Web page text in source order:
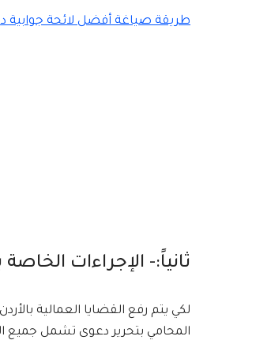
طريقة صياغة أفضل لائحة جوابية
ثانياً:- الإجراءات
لكي يتم رفع القضايا العمالية
المحامي بتحرير دعوى تشمل جميع